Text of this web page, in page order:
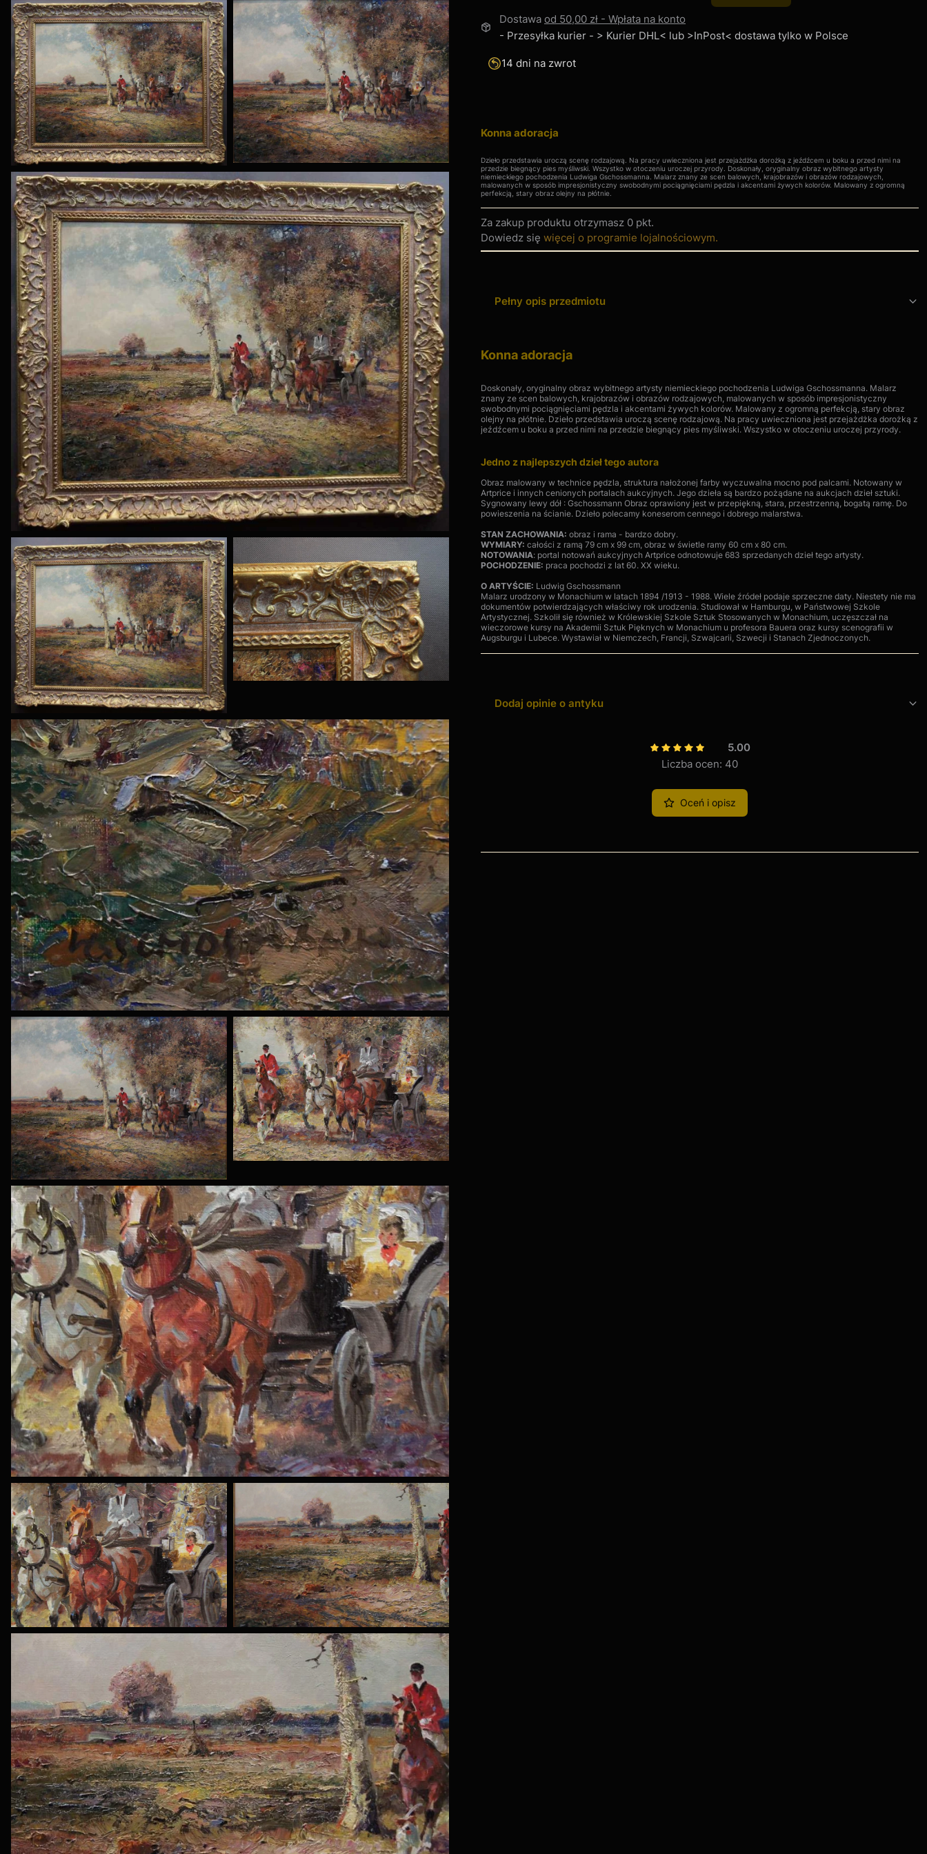
Dostawa od 50,00 zł - Wpłata na konto
- Przesyłka kurier - > Kurier DHL< lub >InPost< dostawa tylko w Polsce
14 dni na zwrot
Konna adoracja
Dzieło przedstawia uroczą scenę rodzajową. Na pracy uwieczniona jest przejażdżka dorożką z jeźdźcem u boku a przed nimi na
przedzie biegnący pies myśliwski. Wszystko w otoczeniu uroczej przyrody. Doskonały, oryginalny obraz wybitnego artysty
niemieckiego pochodzenia Ludwiga Gschossmanna. Malarz znany ze scen balowych, krajobrazów i obrazów rodzajowych,
malowanych w sposób impresjonistyczny swobodnymi pociągnięciami pędzla i akcentami żywych kolorów. Malowany z ogromną
perfekcją, stary obraz olejny na płótnie.
Za zakup produktu otrzymasz 0 pkt.
Dowiedz się więcej o programie lojalnościowym.
Pełny opis przedmiotu
Konna adoracja
Doskonały, oryginalny obraz wybitnego artysty niemieckiego pochodzenia Ludwiga Gschossmanna. Malarz
znany ze scen balowych, krajobrazów i obrazów rodzajowych, malowanych w sposób impresjonistyczny
swobodnymi pociągnięciami pędzla i akcentami żywych kolorów. Malowany z ogromną perfekcją, stary obraz
olejny na płótnie. Dzieło przedstawia uroczą scenę rodzajową. Na pracy uwieczniona jest przejażdżka dorożką z
jeźdźcem u boku a przed nimi na przedzie biegnący pies myśliwski. Wszystko w otoczeniu uroczej przyrody.
Jedno z najlepszych dzieł tego autora
Obraz malowany w technice pędzla, struktura nałożonej farby wyczuwalna mocno pod palcami. Notowany w
Artprice i innych cenionych portalach aukcyjnych. Jego dzieła są bardzo pożądane na aukcjach dzieł sztuki.
Sygnowany lewy dół : Gschossmann Obraz oprawiony jest w przepiękną, stara, przestrzenną, bogatą ramę. Do
powieszenia na ścianie. Dzieło polecamy koneserom cennego i dobrego malarstwa.
STAN ZACHOWANIA: obraz i rama - bardzo dobry.
WYMIARY: całości z ramą 79 cm x 99 cm, obraz w świetle ramy 60 cm x 80 cm.
NOTOWANIA: portal notowań aukcyjnych Artprice odnotowuje 683 sprzedanych dzieł tego artysty.
POCHODZENIE: praca pochodzi z lat 60. XX wieku.
O ARTYŚCIE: Ludwig Gschossmann
Malarz urodzony w Monachium w latach 1894 /1913 - 1988. Wiele źródeł podaje sprzeczne daty. Niestety nie ma
dokumentów potwierdzających właściwy rok urodzenia. Studiował w Hamburgu, w Państwowej Szkole
Artystycznej. Szkolił się również w Królewskiej Szkole Sztuk Stosowanych w Monachium, uczęszczał na
wieczorowe kursy na Akademii Sztuk Pięknych w Monachium u profesora Bauera oraz kursy scenografii w
Augsburgu i Lubece. Wystawiał w Niemczech, Francji, Szwajcarii, Szwecji i Stanach Zjednoczonych.
Dodaj opinie o antyku
5.00
Liczba ocen: 40
Oceń i opisz